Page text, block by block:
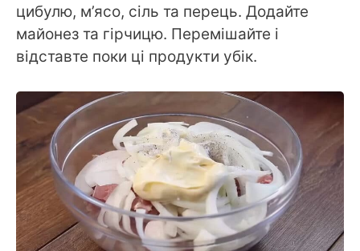
цибулю, м’ясо, сіль та перець. Додайте
майонез та гірчицю. Перемішайте і
відставте поки ці продукти убік.